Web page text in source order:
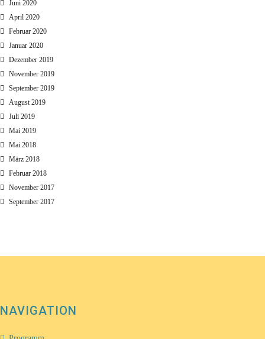
Juni 2020
April 2020
Februar 2020
Januar 2020
Dezember 2019
November 2019
September 2019
August 2019
Juli 2019
Mai 2019
Mai 2018
März 2018
Februar 2018
November 2017
September 2017
NAVIGATION